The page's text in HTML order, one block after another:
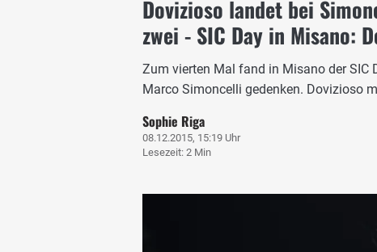
Dovizioso landet bei
zwei - SIC Day in Misano:
Zum vierten Mal fand in Misano der SIC
Marco Simoncelli gedenken. Dovizioso
Sophie Riga
08.12.2015, 15:19 Uhr
Lesezeit: 2 Min